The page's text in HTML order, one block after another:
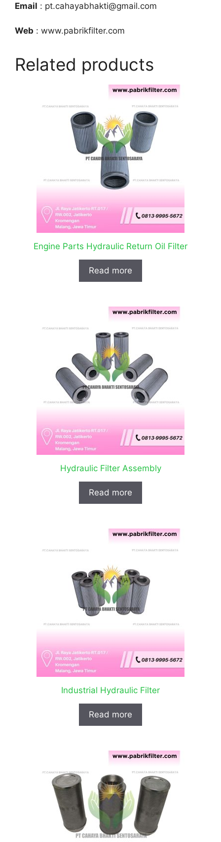
Email : pt.cahayabhakti@gmail.com
Web : www.pabrikfilter.com
Related products
Engine Parts Hydraulic Return Oil Filter
Read more
Hydraulic Filter Assembly
Read more
Industrial Hydraulic Filter
Read more